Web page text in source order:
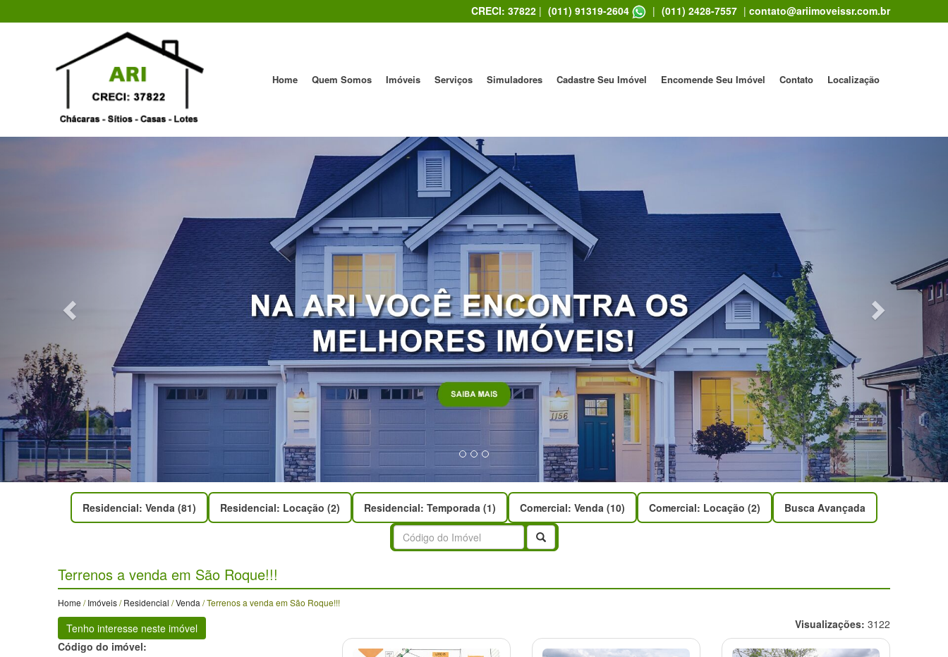
CRECI: 37822 | (011) 91319-2604 | (011) 2428-7557 | contato@ariimoveissr.com.br
Home Quem Somos Imóveis Serviços Simuladores Cadastre Seu Imóvel Encomende Seu Imóvel Contato Localização
Residencial: Venda (81) Residencial: Locação (2) Residencial: Temporada (1) Comercial: Venda (10) Comercial: Locação (2) Busca Avançada
Buscar
Terrenos a venda em São Roque!!!
Home /Imóveis/Residencial /Venda / Terrenos a venda em São Roque!!!
Tenho interesse neste imóvel
Código do imóvel:
Visualizações: 3122